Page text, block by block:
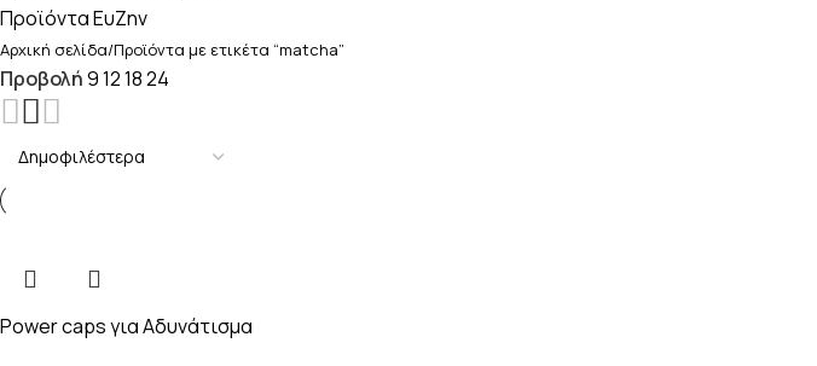
Προϊόντα ΕυΖην
Αρχική σελίδα Προϊόντα με ετικέτα “matcha”
Προβολή9121824
Power capsγια Αδυνάτισμα